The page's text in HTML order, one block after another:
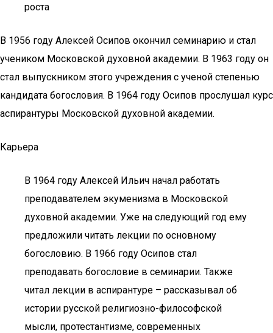
роста
В 1956 году Алексей Осипов окончил семинарию и стал
учеником Московской духовной академии. В 1963 году он
стал выпускником этого учреждения с ученой степенью
кандидата богословия. В 1964 году Осипов прослушал курс
аспирантуры Московской духовной академии.
Карьера
В 1964 году Алексей Ильич начал работать
преподавателем экуменизма в Московской
духовной академии. Уже на следующий год ему
предложили читать лекции по основному
богословию. В 1966 году Осипов стал
преподавать богословие в семинарии. Также
читал лекции в аспирантуре – рассказывал об
истории русской религиозно-философской
мысли, протестантизме, современных